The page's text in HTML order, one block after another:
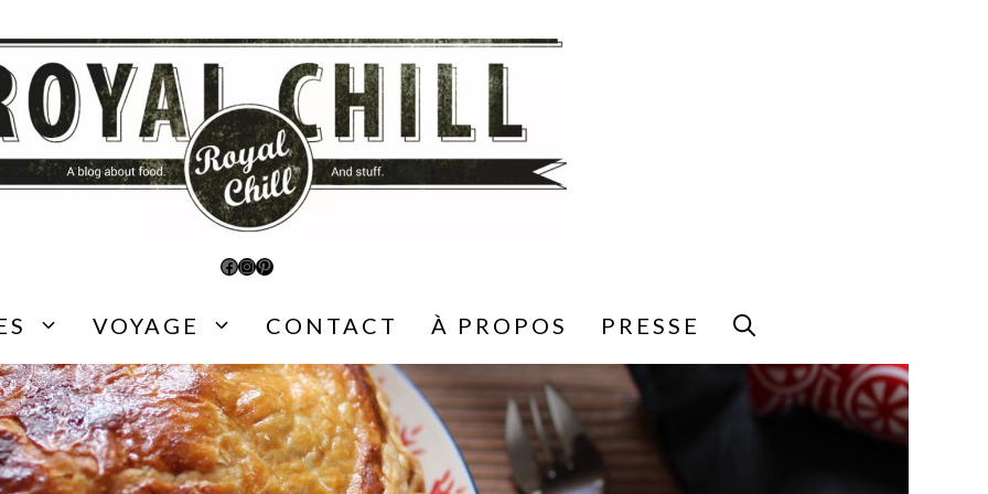
Facebook
Instagram
Pinterest
VOYAGE CONTACT À PROPOS PRESSE